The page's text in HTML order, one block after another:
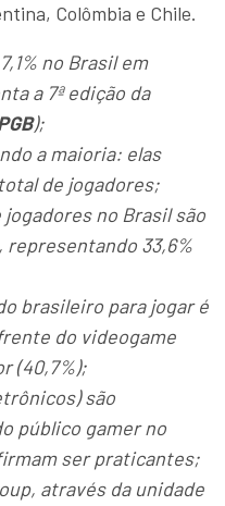
Colômbia e Chile.
no Brasil em
a 7ª edição da
);
a maioria: elas
de jogadores;
no Brasil são
representando 33,6%
brasileiro para jogar é
do videogame
(40,7%);
são
público gamer no
ser praticantes;
através da unidade